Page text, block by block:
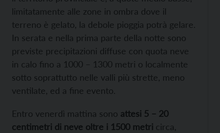
limitatamente alle zone in ombra dove il
terreno è gelato, la debole pioggia potrà gelare.
In serata e nella prima parte della notte sono
previste precipitazioni diffuse con quota neve
in calo fino a 1000 – 1300 metri o localmente
sotto soprattutto nelle valli più strette, meno
ventilate, ed a fine evento.
Entro venerdì mattina sono attesi 5 – 20
centimetri di neve oltre i 1500 metri circa,